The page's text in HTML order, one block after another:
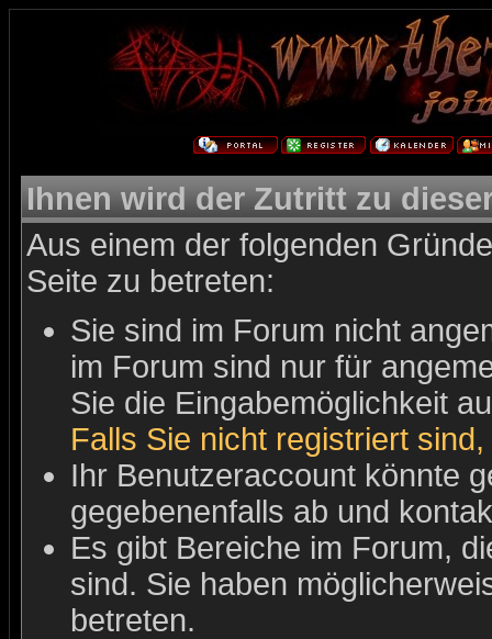
Ihnen wird der Zutritt zu
Aus einem der folgenden
Seite zu betreten:
Sie sind im Forum nicht
im Forum sind nur für
Sie die Eingabemöglichkeit
Falls Sie nicht registriert
Ihr Benutzeraccount könnte
gegebenenfalls ab und
Es gibt Bereiche im Forum,
sind. Sie haben
betreten.